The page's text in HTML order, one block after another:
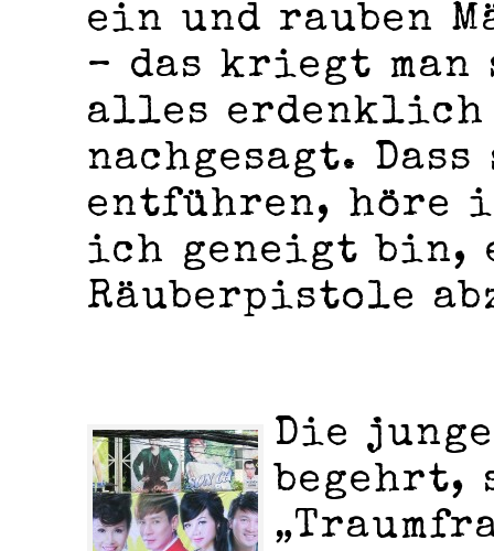
ein und rauben
– das kriegt
alles erdenklich
nachgesagt.
entführen, höre
ich geneigt bin,
Räuberpistole
Die